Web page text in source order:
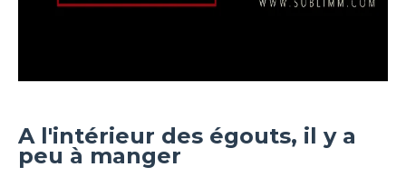
A l'intérieur des égouts, il y a
peu à manger